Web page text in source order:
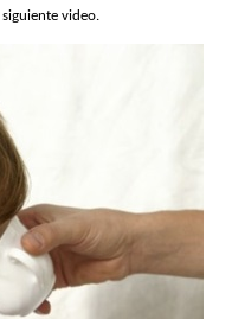
video.